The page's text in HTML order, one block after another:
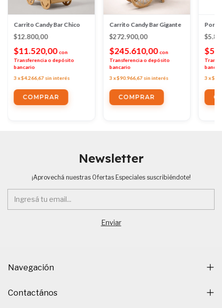
Carrito Candy Bar Chico
$12.800,00
$11.520,00 con
Transferencia o depósito
bancario
3 x$4.266,67sin interés
Carrito Candy Bar Gigante
$272.900,00
$245.610,00 con
Transferencia o depósito
bancario
3 x$90.966,67 sin interés
Porta
3 x
Newsletter
¡Aprovechá nuestras Ofertas Especiales suscribiéndote!
Navegación
Contactános